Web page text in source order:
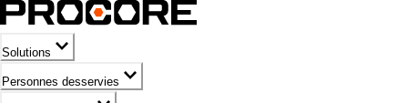
Solutions
Personnes desservies